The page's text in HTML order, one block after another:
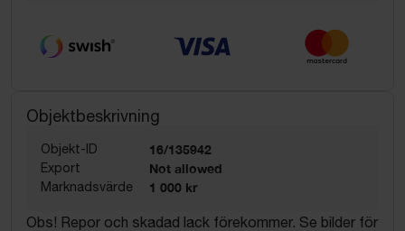
Objektbeskrivning
Objekt-ID 16/135942
Export Not allowed
Marknadsvärde 1 000 kr
Obs! Repor och skadad lack förekommer. Se bilder för